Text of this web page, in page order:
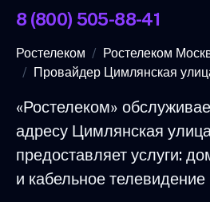
8 (800) 505-88-41
Ростелеком
Ростелеком
Провайдер Цимлянская
«Ростелеком»
адресу Цимлянская
предоставляет услуги:
и кабельное телевидение